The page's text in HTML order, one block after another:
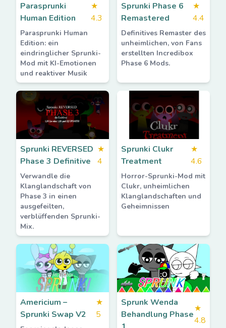
Parasprunki
Human Edition
★
4.3
Parasprunki Human
Edition: ein
eindringlicher Sprunki-
Mod mit KI-Emotionen
und reaktiver Musik
Sprunki Phase 6
Remastered
★
4.4
Definitives Remaster des
unheimlichen, von Fans
erstellten Incredibox
Phase 6 Mods.
Sprunki REVERSED
Phase 3 Definitive
★
4
Verwandle die
Klanglandschaft von
Phase 3 in einen
ausgefeilten,
verblüffenden Sprunki-
Mix.
Sprunki Clukr
Treatment
★
4.6
Horror-Sprunki-Mod mit
Clukr, unheimlichen
Klanglandschaften und
Geheimnissen
Americium –
Sprunki Swap V2
★
5
Sprunk Wenda
Behandlung Phase
★
4.8